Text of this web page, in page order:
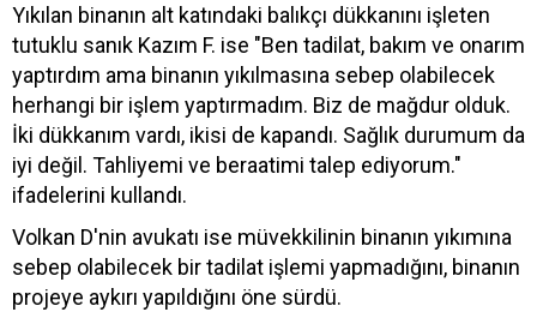
Yıkılan binanın alt katındaki balıkçı dükkanını işleten
tutuklu sanık Kazım F. ise "Ben tadilat, bakım ve onarım
yaptırdım ama binanın yıkılmasına sebep olabilecek
herhangi bir işlem yaptırmadım. Biz de mağdur olduk.
İki dükkanım vardı, ikisi de kapandı. Sağlık durumum da
iyi değil. Tahliyemi ve beraatimi talep ediyorum."
ifadelerini kullandı.
Volkan D'nin avukatı ise müvekkilinin binanın yıkımına
sebep olabilecek bir tadilat işlemi yapmadığını, binanın
projeye aykırı yapıldığını öne sürdü.